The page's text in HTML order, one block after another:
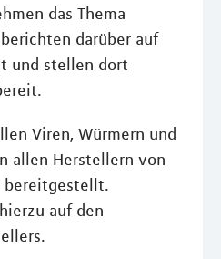
das Thema
darüber auf
und stellen dort
Viren, Würmern und
allen Herstellern von
bereitgestellt.
auf den